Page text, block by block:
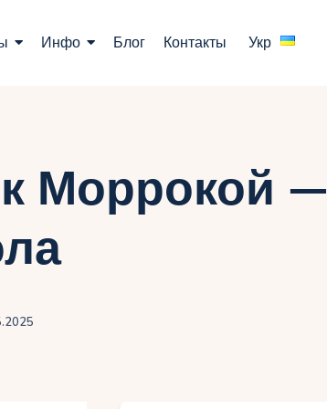
Инфо Блог Контакты Укр
Моррокой —